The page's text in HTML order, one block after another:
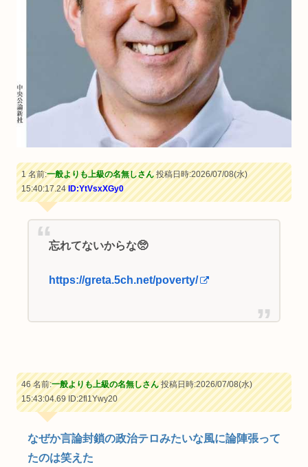
1 名前:一般よりも上級の名無しさん投稿日時:2026/07/08(水)
15:40:17.24ID:YtVsxXGy0
忘れてないからな🥺
https://greta.5ch.net/poverty/
46 名前:一般よりも上級の名無しさん投稿日時:2026/07/08(水)
15:43:04.69ID:2fl1Ywy20
なぜか言論封鎖の政治テロみたいな風に論陣張って
たのは笑えた